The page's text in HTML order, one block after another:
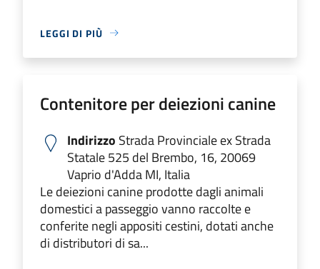
LEGGI DI PIÙ
Contenitore per deiezioni canine
Indirizzo Strada Provinciale ex Strada
Statale 525 del Brembo, 16, 20069
Vaprio d'Adda MI, Italia
Le deiezioni canine prodotte dagli animali
domestici a passeggio vanno raccolte e
conferite negli appositi cestini, dotati anche
di distributori di sa...